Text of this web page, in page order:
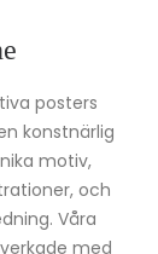
posters
konstnärlig
motiv,
och
Våra
med